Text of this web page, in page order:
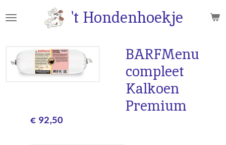
direct
de
hoofdinhoud
't Hondenhoekje
BARFMenu
compleet
Kalkoen
Premium
€ 92,50